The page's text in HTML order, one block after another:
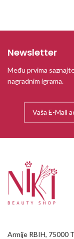
Newsletter
Među prvima
nagradnim igrama.
Armije RBIH, 75000